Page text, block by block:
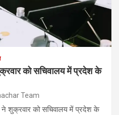
को सचिवालय में प्रदेश के
Team
शुक्रवार को सचिवालय में प्रदेश के